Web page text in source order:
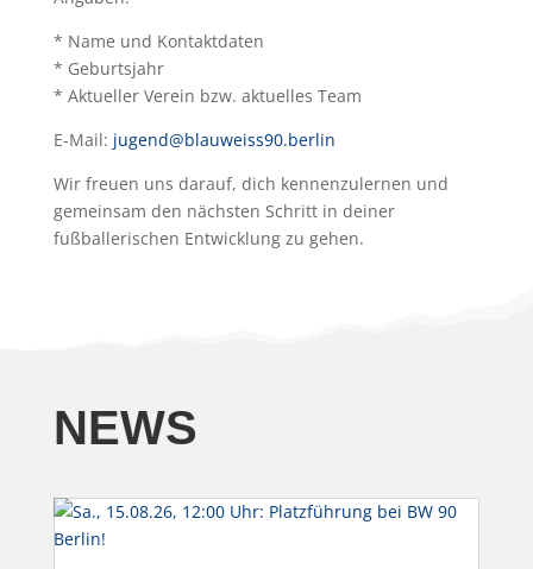
* Name und Kontaktdaten
* Geburtsjahr
* Aktueller Verein bzw. aktuelles Team
E-Mail: jugend@blauweiss90.berlin
Wir freuen uns darauf, dich kennenzulernen und
gemeinsam den nächsten Schritt in deiner
fußballerischen Entwicklung zu gehen.
NEWS